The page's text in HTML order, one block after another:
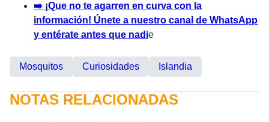
➡️ ¡Que no te agarren en curva con la
información! Únete a nuestro canal de WhatsApp
y entérate antes que nadie
Mosquitos Curiosidades Islandia
NOTAS RELACIONADAS